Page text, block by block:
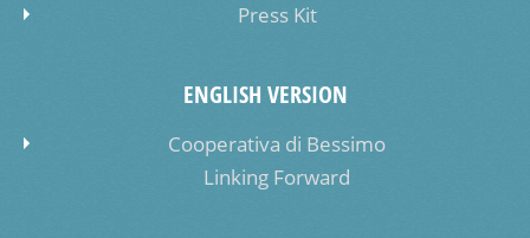
Press Kit
ENGLISH VERSION
Cooperativa di Bessimo
Linking Forward